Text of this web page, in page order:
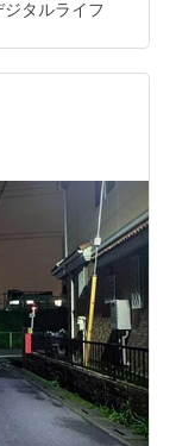
っていた方
発キャリアと
現在、インフ
抜本的な刷
モバイル
ジタルライフ